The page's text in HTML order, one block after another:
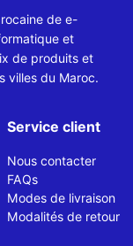
de e-
et
de produits et
villes du Maroc.
Service client
Nous contacter
FAQs
Modes de livraison
Modalités de retour